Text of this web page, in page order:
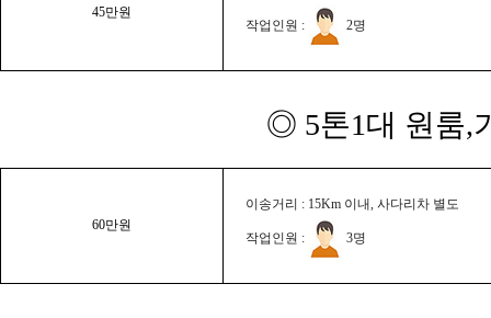
45만원
작업인원 : 2명
◎ 5톤1대 원룸,
60만원
이송거리 : 15Km 이내, 사다리차 별도
작업인원 : 3명